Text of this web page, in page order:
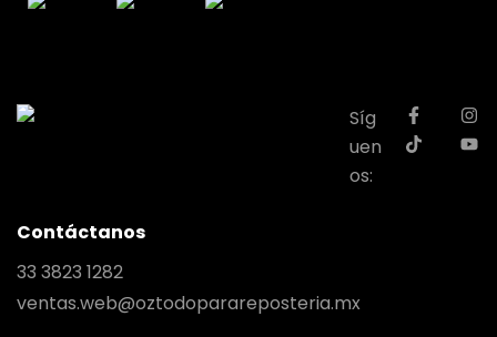
Síg
uen
os:
Contáctanos
33 3823 1282
ventas.web@oztodoparareposteria.mx